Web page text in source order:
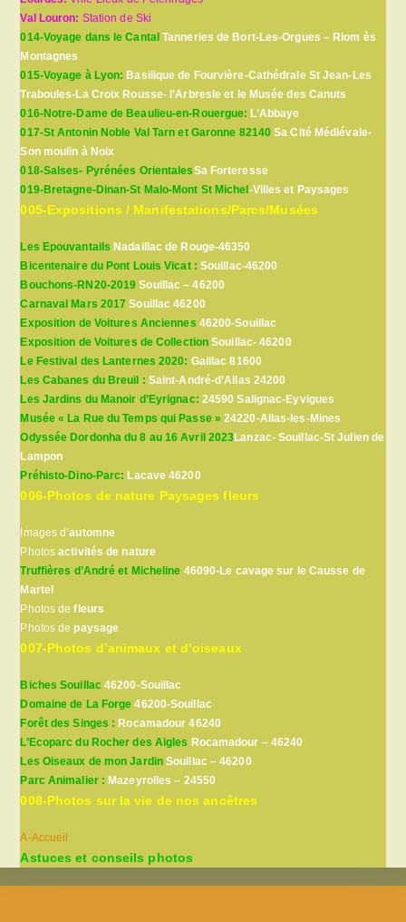
Val Louron: Station de Ski
014-Voyage dans le CantalTanneries de Bort-Les-Orgues – Riom ès
Montagnes
015-Voyage à Lyon: Basilique de Fourvière-Cathédrale St Jean-Les
Traboules-La Croix Rousse- l’Arbresle et le Musée des Canuts
016-Notre-Dame de Beaulieu-en-Rouergue:L’Abbaye
017-St Antonin Noble Val Tarn et Garonne 82140 Sa Cité Médiévale-
Son moulin à Noix
018-Salses- Pyrénées OrientalesSa Forteresse
019-Bretagne-Dinan-St Malo-Mont St Michel-Villes et Paysages
005-Expositions / Manifestations/Parcs/Musées
Les Epouvantails Nadaillac de Rouge-46350
Bicentenaire du Pont Louis Vicat : Souillac-46200
Bouchons-RN20-2019Souillac – 46200
Carnaval Mars 2017 Souillac 46200
Exposition de Voitures Anciennes 46200-Souillac
Exposition de Voitures de Collection Souillac- 46200
Le Festival des Lanternes 2020: Gaillac 81600
Les Cabanes du Breuil : Saint-André-d’Allas 24200
Les Jardins du Manoir d’Eyrignac: 24590 Salignac-Eyvigues
Musée « La Rue du Temps qui Passe » 24220-Allas-les-Mines
Odyssée Dordonha du 8 au 16 Avril 2023Lanzac- Souillac-St Julien de
Lampon
Préhisto-Dino-Parc:Lacave 46200
006-Photos de nature Paysages fleurs
Images d’automne
Photosactivités de nature
Truffières d’André et Micheline 46090-Le cavage sur le Causse de
Martel
Photos defleurs
Photos depaysage
007-Photos d’animaux et d’oiseaux
Biches Souillac46200-Souillac
Domaine de La Forge 46200-Souillac
Forêt des Singes :Rocamadour 46240
L’Ecoparc du Rocher des Aigles Rocamadour – 46240
Les Oiseaux de mon JardinSouillac – 46200
Parc Animalier : Mazeyrolles – 24550
008-Photos sur la vie de nos ancêtres
A-Accueil
Astuces et conseils photos